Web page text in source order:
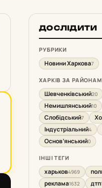
ДОСЛІДИТИ
РУБРИКИ
Новини Харкова7
ХАРКІВ ЗА
Шевченківський20
Немишлянський10
Слобідський7
Індустріальний4
Основ’янський0
ІНШІ ТЕГИ
харьков4969
реклама1632 дтп